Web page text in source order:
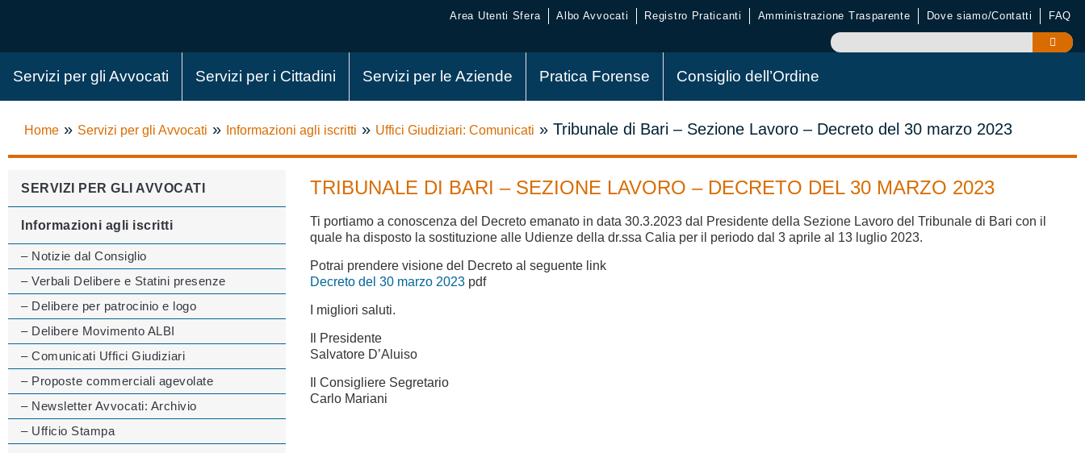
Area Utenti Sfera Albo Avvocati Registro Praticanti Amministrazione Trasparente Dove siamo/Contatti FAQ
Servizi per gli Avvocati Servizi per i Cittadini Servizi per le Aziende Pratica Forense Consiglio dell’Ordine
Home » Servizi per gli Avvocati » Informazioni agli iscritti » Uffici Giudiziari: Comunicati » Tribunale di Bari – Sezione Lavoro – Decreto del 30 marzo 2023
SERVIZI PER GLI AVVOCATI
Informazioni agli iscritti
– Notizie dal Consiglio
– Verbali Delibere e Statini presenze
– Delibere per patrocinio e logo
– Delibere Movimento ALBI
– Comunicati Uffici Giudiziari
– Proposte commerciali agevolate
– Newsletter Avvocati: Archivio
– Ufficio Stampa
TRIBUNALE DI BARI – SEZIONE LAVORO – DECRETO DEL 30 MARZO 2023
Ti portiamo a conoscenza del Decreto emanato in data 30.3.2023 dal Presidente della Sezione Lavoro del Tribunale di Bari con il
quale ha disposto la sostituzione alle Udienze della dr.ssa Calia per il periodo dal 3 aprile al 13 luglio 2023.
Potrai prendere visione del Decreto al seguente link
Decreto del 30 marzo 2023 pdf
I migliori saluti.
Il Presidente
Salvatore D’Aluiso
Il Consigliere Segretario
Carlo Mariani